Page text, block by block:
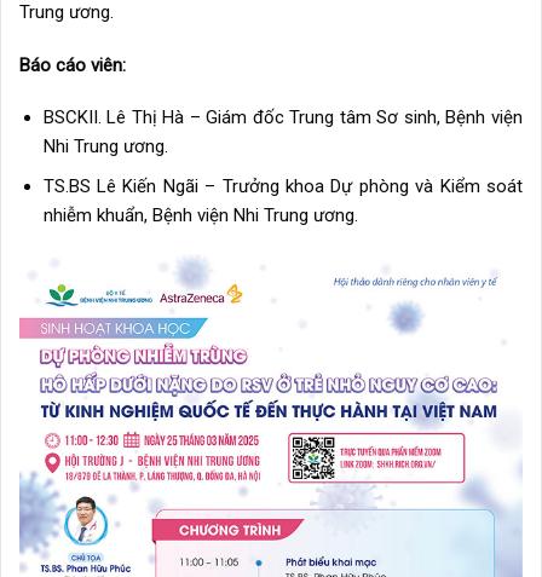
Trung ương.
Báo cáo viên:
BSCKII. Lê Thị Hà – Giám đốc Trung tâm Sơ sinh, Bệnh viện
Nhi Trung ương.
TS.BS Lê Kiến Ngãi – Trưởng khoa Dự phòng và Kiểm soát
nhiễm khuẩn, Bệnh viện Nhi Trung ương.